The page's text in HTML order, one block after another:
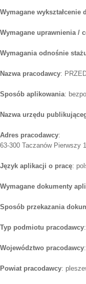
Wymagane
Wymagane uprawnienia /
Wymagania odnośnie
Nazwa pracodawcy:
Sposób aplikowania:
Nazwa urzędu
Adres pracodawcy:
63-300 Taczanów Pierwszy
Język aplikacji o pracę:
Wymagane dokumenty
Sposób przekazania
Typ podmiotu pracodawcy
Województwo pracodawcy
Powiat pracodawcy: